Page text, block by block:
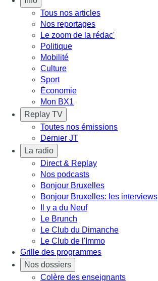
Tous nos articles
Nos reportages
Le zoom de la rédac'
Politique
Mobilité
Culture
Sport
Économie
Mon BX1
Replay TV
Toutes nos émissions
Dernier JT
La radio
Direct & Replay
Nos podcasts
Bonjour Bruxelles
Bonjour Bruxelles: les interviews
Il y a du Neuf
Le Brunch
Le Club du Dimanche
Le Club de l'Immo
Grille des programmes
Nos dossiers
Colère des enseignants